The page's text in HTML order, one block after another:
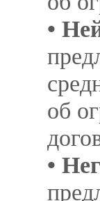
•
об
•